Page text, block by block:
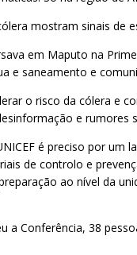
mostram sinais de
em Maputo na
e saneamento e
o risco da cólera e
e rumores
é preciso por um
de controlo e
ao nível da
a Conferência, 38